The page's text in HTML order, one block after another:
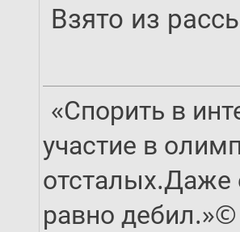
Взято из
«Спорить в
участие в
отсталых.Даже
равно дебил.»©